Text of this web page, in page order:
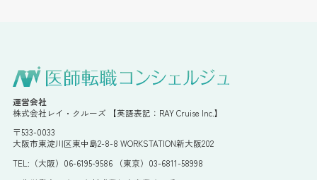
運営会社
株式会社レイ・クルーズ 【英語表記：RAY Cruise Inc.】
〒533-0033
大阪市東淀川区東中島2-8-8 WORKSTATION新大阪202
TEL:（大阪）06-6195-9586 （東京）03-6811-58998